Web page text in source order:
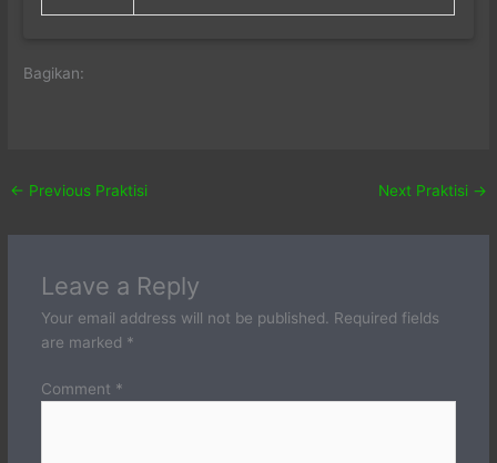
Bagikan:
← Previous Praktisi Next Praktisi →
Leave a Reply
Your email address will not be published.
Required fields
are marked *
Comment *